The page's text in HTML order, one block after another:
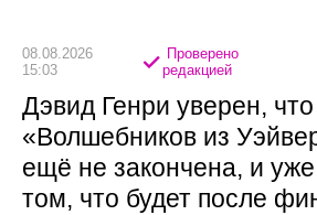
08.08.2026
15:03
Проверено
редакцией
Дэвид Генри уверен,
«Волшебников из
ещё не закончена, и
том, что будет после